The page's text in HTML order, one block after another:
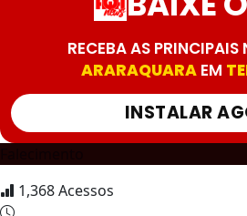
RECEBA AS
ARARAQUARAEM
INSTALAR
1,368Acessos